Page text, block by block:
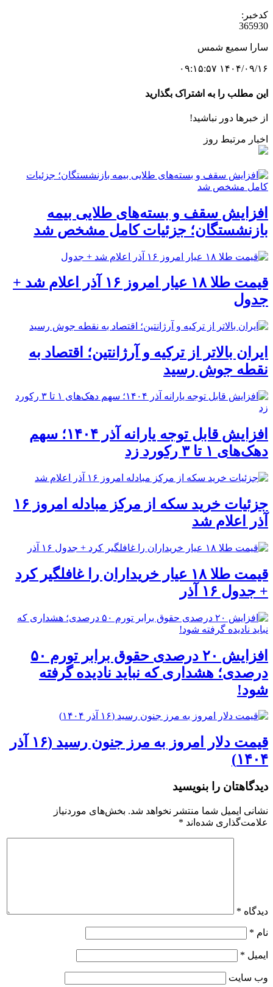
کدخبر:
365930
سارا سمیع شمس
۱۴۰۴/۰۹/۱۶ ۰۹:۱۵:۵۷
این مطلب را به اشتراک بگذارید
از خبرها دور نباشید!
اخبار مرتبط روز
افزایش سقف و بسته‌های طلایی بیمه
بازنشستگان؛ جزئیات کامل مشخص شد
قیمت طلا ۱۸ عیار امروز ۱۶ آذر اعلام شد +
جدول
ایران بالاتر از ترکیه و آرژانتین؛ اقتصاد به
نقطه جوش رسید
افزایش قابل توجه یارانه آذر ۱۴۰۴؛ سهم
دهک‌های ۱ تا ۳ رکورد زد
جزئیات خرید سکه از مرکز مبادله امروز ۱۶
آذر اعلام شد
قیمت طلا ۱۸ عیار خریداران را غافلگیر کرد
+ جدول ۱۶ آذر
افزایش ۲۰ درصدی حقوق برابر تورم ۵۰
درصدی؛ هشداری که نباید نادیده گرفته
شود!
قیمت دلار امروز به مرز جنون رسید (۱۶ آذر
۱۴۰۴)
دیدگاهتان را بنویسید
نشانی ایمیل شما منتشر نخواهد شد. بخش‌های موردنیاز
علامت‌گذاری شده‌اند *
دیدگاه *
نام *
ایمیل *
وب‌ سایت